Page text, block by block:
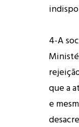
4-A
que a
e